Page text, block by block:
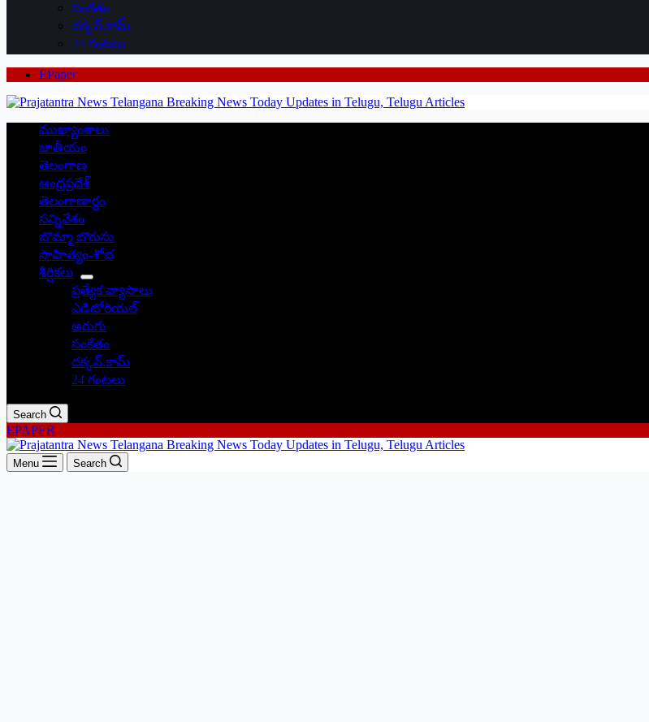
సంకేతం
దక్కన్.కామ్
24 గంటలు
EPaper
ముఖ్యాంశాలు
జాతీయం
తెలంగాణ
ఆంధ్రప్రదేశ్
తెలంగాణార్థం
సన్నివేశం
బొమ్మా బొరుసు
సాహిత్యం-శోభ
శీర్షికలు
ప్రత్యేక వ్యాసాలు
ఎడిటోరియల్
అరుగు
సంకేతం
దక్కన్.కామ్
24 గంటలు
Search
EPAPER
Menu Search